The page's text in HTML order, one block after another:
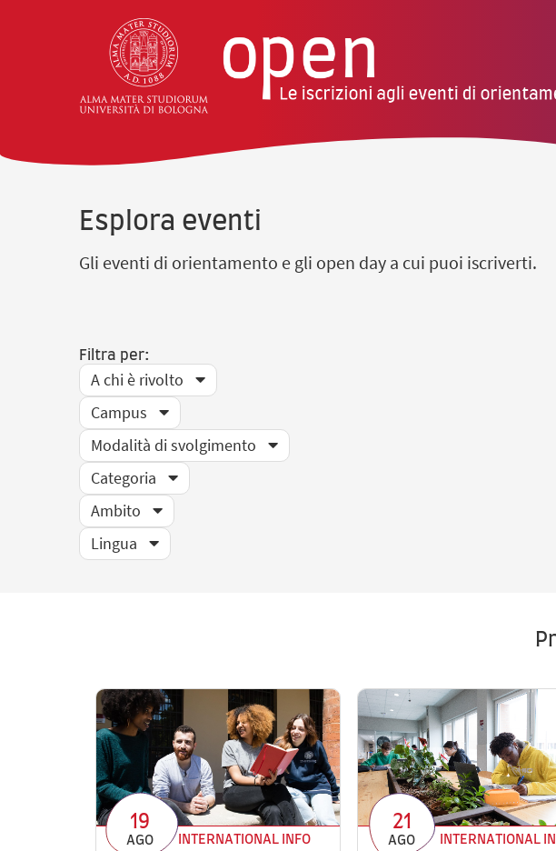
Esplora eventi
Gli eventi di orientamento e gli open day a cui puoi iscriverti.
Filtra per:
A chi è rivolto
Campus
Modalità di svolgimento
Categoria
Ambito
Lingua
19
AGO
INTERNATIONAL INFO
21
AGO
INTERNATIONAL